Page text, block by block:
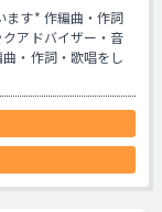
ます* 作編曲・作詞
アドバイザー・音
・作詞・歌唱をし